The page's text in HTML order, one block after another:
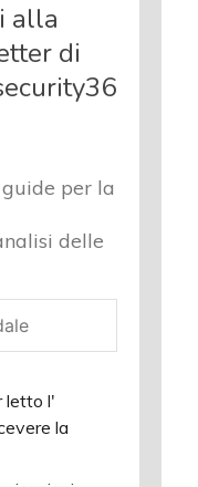
alla
di
per la
delle
letto l'
la